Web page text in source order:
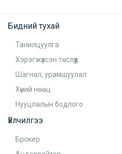
Бидний тухай
Танилцуулга
Хэрэгжүүлсэн төслүүд
Шагнал, урамшуулал
Хүний нөөц
Нууцлалын бодлого
Үйлчилгээ
Брокер